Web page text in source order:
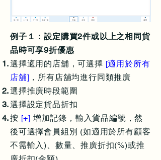
例子１：設定購買2件或以上之相同貨
品時可享9折優惠
選擇適用的店舖，可選擇 [適用於所有
店舖] ，所有店舖均進行同類推廣
選擇推廣時段範圍
選擇設定貨品折扣
按 [+] 增加記錄，輸入貨品編號，然
後可選擇會員組別 (如適用於所有顧客
不需輸入)、數量、推廣折扣(%)或推